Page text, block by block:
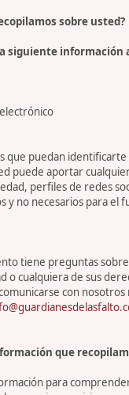
sobre usted?
siguiente información
que puedan
puede aportar
perfiles de redes
y no necesarios para el
tiene preguntas
o cualquiera de sus
con
que
para